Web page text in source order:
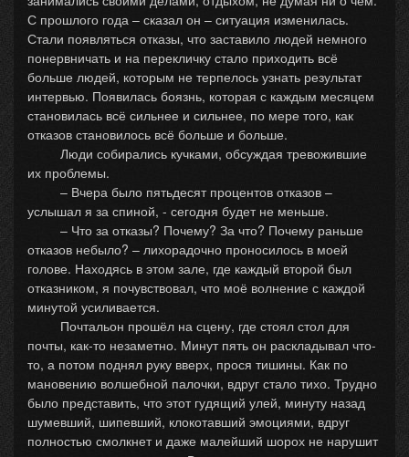
С прошлого года – сказал он – ситуация изменилась.
Стали появляться отказы, что заставило людей немного
понервничать и на перекличку стало приходить всё
больше людей, которым не терпелось узнать результат
интервью. Появилась боязнь, которая с каждым месяцем
становилась всё сильнее и сильнее, по мере того, как
отказов становилось всё больше и больше.
Люди собирались кучками, обсуждая тревожившие
их проблемы.
– Вчера было пятьдесят процентов отказов –
услышал я за спиной, - сегодня будет не меньше.
– Что за отказы? Почему? За что? Почему раньше
отказов небыло? – лихорадочно проносилось в моей
голове. Находясь в этом зале, где каждый второй был
отказником, я почувствовал, что моё волнение с каждой
минутой усиливается.
Почтальон прошёл на сцену, где стоял стол для
почты, как-то незаметно. Минут пять он раскладывал что-
то, а потом поднял руку вверх, прося тишины. Как по
мановению волшебной палочки, вдруг стало тихо. Трудно
было представить, что этот гудящий улей, минуту назад
шумевший, шипевший, клокотавший эмоциями, вдруг
полностью смолкнет и даже малейший шорох не нарушит